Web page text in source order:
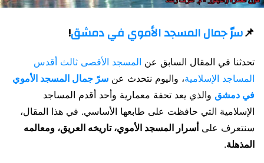
📌سرّ جمال المسجد الأموي في دمشق!
تحدثنا في المقال السابق عن المسجد الأقصى ثالث أقدس
المساجد الإسلامية، واليوم نتحدث عن سرّ جمال المسجد الأموي
في دمشق والذي يعد تحفة معمارية وأحد أقدم المساجد
الإسلامية التي حافظت على طابعها الأساسي. في هذا المقال،
سنتعرف علىأسرار المسجد الأموي، تاريخه العريق، ومعالمه
المذهلة.